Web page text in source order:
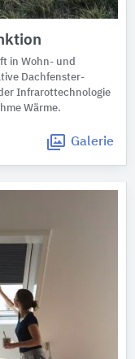
in Wohn- und
Dachfenster-
Infrarottechnologie
Wärme.
Galerie